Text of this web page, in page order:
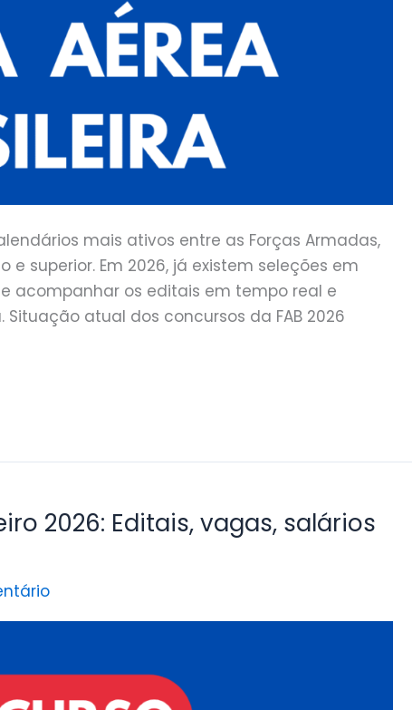
mais ativos entre as Forças Armadas,
superior. Em 2026, já existem seleções em
acompanhar os editais em tempo real e
atual dos concursos da FAB 2026
2026: Editais, vagas, salários